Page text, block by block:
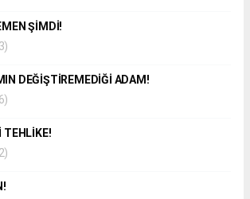
ŞİMDİ!
DEĞİŞTİREMEDİĞİ ADAM!
TEHLİKE!